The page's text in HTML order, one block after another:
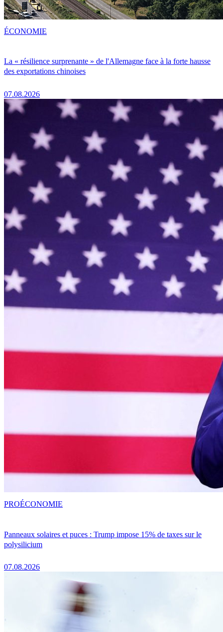
La « résilience surprenante » de l'Allemagne face à la forte hausse
des exportations chinoises
07.08.2026
ÉCONOMIE
Panneaux solaires et puces : Trump impose 15% de taxes sur le
polysilicium
07.08.2026
PROÉCONOMIE